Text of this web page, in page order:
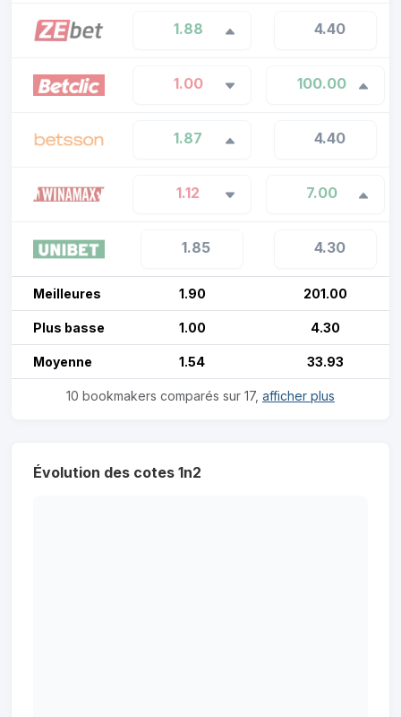
1.88 4.40
1.00 100.00
1.87 4.40
1.12 7.00
1.85 4.30
Meilleures 1.90 201.00
Plus basse 1.00 4.30
Moyenne 1.54 33.93
10 bookmakers comparés sur 17, afficher plus
Évolution des cotes 1n2